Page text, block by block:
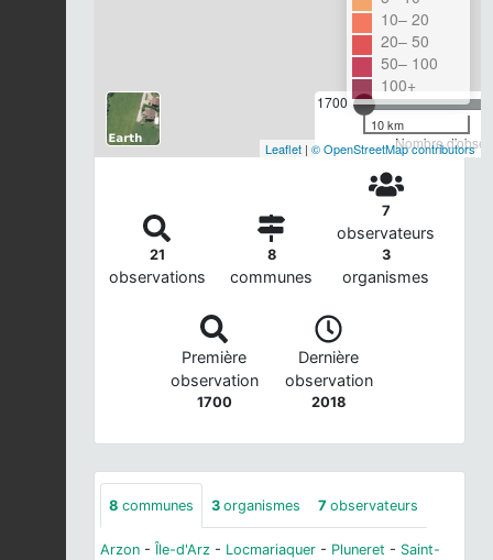
1700
Nombre
10– 20
20– 50
50– 100
100+
10 km
Leaflet | © OpenStreetMap contributors
21
observations
8
communes
7
observateurs
3
organismes
Première
observation
1700
Dernière
observation
2018
8 communes 3 organismes 7 observateurs
Arzon - Île-d'Arz - Locmariaquer - Pluneret - Saint-